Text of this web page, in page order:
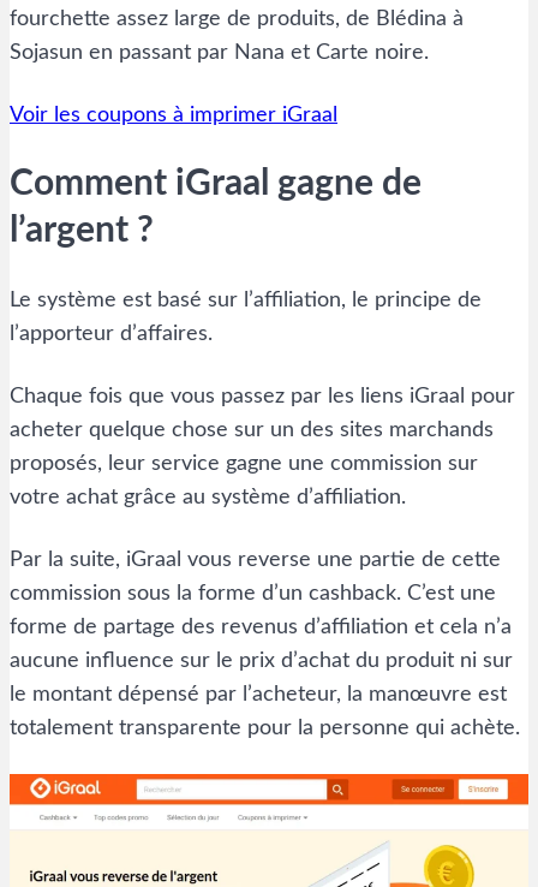
fourchette assez large de produits, de Blédina à
Sojasun en passant par Nana et Carte noire.
Voir les coupons à imprimer iGraal
Comment iGraal gagne de
l’argent ?
Le système est basé sur l’affiliation, le principe de
l’apporteur d’affaires.
Chaque fois que vous passez par les liens iGraal pour
acheter quelque chose sur un des sites marchands
proposés, leur service gagne une commission sur
votre achat grâce au système d’affiliation.
Par la suite, iGraal vous reverse une partie de cette
commission sous la forme d’un cashback. C’est une
forme de partage des revenus d’affiliation et cela n’a
aucune influence sur le prix d’achat du produit ni sur
le montant dépensé par l’acheteur, la manœuvre est
totalement transparente pour la personne qui achète.